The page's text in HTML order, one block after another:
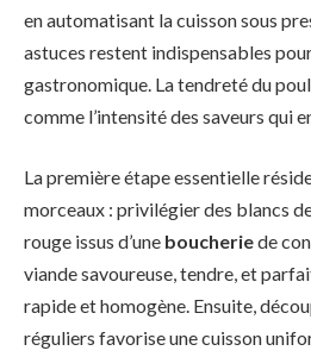
en automatisant la cuisson sous
astuces restent indispensables
gastronomique. La tendreté du
comme l’intensité des saveurs qui
La première étape essentielle
morceaux : privilégier des blancs
rouge issus d’une boucheriede
viande savoureuse, tendre, et
rapide et homogène. Ensuite,
réguliers favorise une cuisson